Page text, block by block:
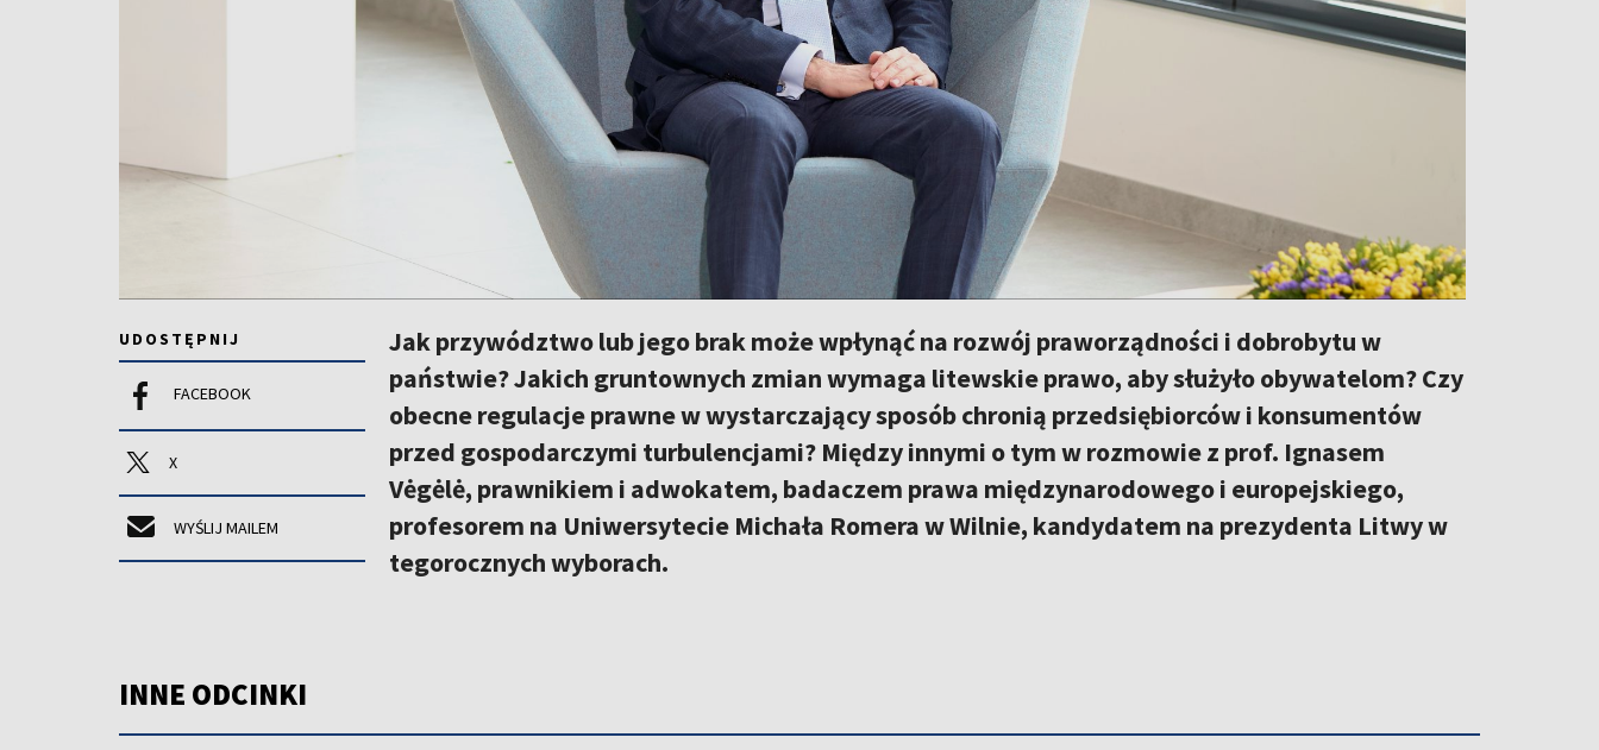
UDOSTĘPNIJ
FACEBOOK
X
WYŚLIJ MAILEM
Jak przywództwo lub jego brak może wpłynąć na rozwój praworządności i dobrobytu w
państwie? Jakich gruntownych zmian wymaga litewskie prawo, aby służyło obywatelom? Czy
obecne regulacje prawne w wystarczający sposób chronią przedsiębiorców i konsumentów
przed gospodarczymi turbulencjami? Między innymi o tym w rozmowie z prof. Ignasem
Vėgėlė, prawnikiem i adwokatem, badaczem prawa międzynarodowego i europejskiego,
profesorem na Uniwersytecie Michała Romera w Wilnie, kandydatem na prezydenta Litwy w
tegorocznych wyborach.
INNE ODCINKI